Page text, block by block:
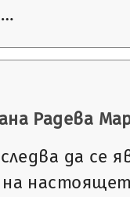
Радева
да се